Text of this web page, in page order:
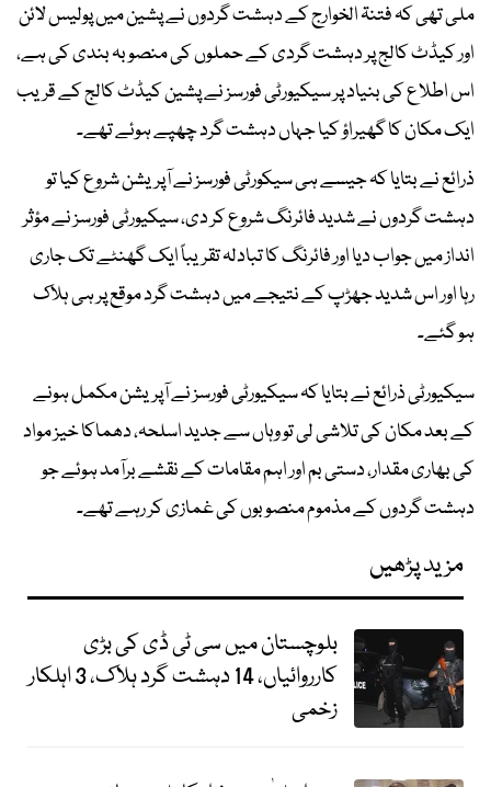
ملی تھی کہ فتنۃ الخوارج کے دہشت گردوں نے پشین میں پولیس لائن
اور کیڈٹ کالج پر دہشت گردی کے حملوں کی منصوبہ بندی کی ہے،
اس اطلاع کی بنیاد پر سیکیورٹی فورسز نے پشین کیڈٹ کالج کے قریب
ایک مکان کا گھیراؤ کیا جہاں دہشت گرد چھپے ہوئے تھے۔
ذرائع نے بتایا کہ جیسے ہی سیکورٹی فورسز نے آپریشن شروع کیا تو
دہشت گردوں نے شدید فائرنگ شروع کر دی، سیکیورٹی فورسز نے مؤثر
انداز میں جواب دیا اور فائرنگ کا تبادلہ تقریباً ایک گھنٹے تک جاری
رہا اور اس شدید جھڑپ کے نتیجے میں دہشت گرد موقع پر ہی ہلاک
ہو گئے۔
سیکیورٹی ذرائع نے بتایا کہ سیکیورٹی فورسز نے آپریشن مکمل ہونے
کے بعد مکان کی تلاشی لی تو وہاں سے جدید اسلحہ، دھماکا خیز مواد
کی بھاری مقدار، دستی بم اور اہم مقامات کے نقشے برآمد ہوئے جو
دہشت گردوں کے مذموم منصوبوں کی غمازی کر رہے تھے۔
مزید پڑھیں
بلوچستان میں سی ٹی ڈی کی بڑی
کارروائیاں، 14 دہشت گرد ہلاک، 3 اہلکار
زخمی